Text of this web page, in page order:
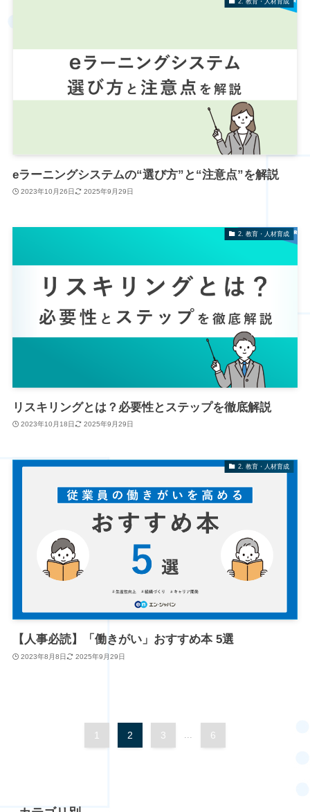
eラーニングシステムの“選び方”と“注意点”を解説
2023年10月26日 2025年9月29日
2. 教育・人材育成
リスキリングとは？必要性とステップを徹底解説
2023年10月18日 2025年9月29日
2. 教育・人材育成
【人事必読】「働きがい」おすすめ本 5選
2023年8月8日 2025年9月29日
1 2 3 ... 6